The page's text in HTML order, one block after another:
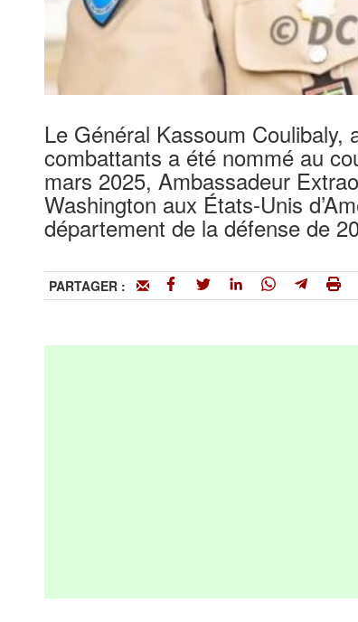
Le Général Kassoum
combattants a été nommé au
mars 2025, Ambassadeur
Washington aux États-Unis
département de la défense de
PARTAGER :